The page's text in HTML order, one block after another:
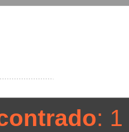
: